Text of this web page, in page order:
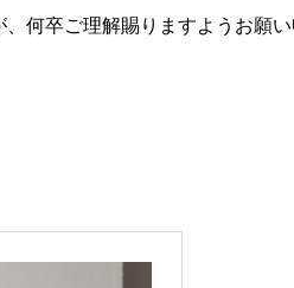
何卒ご理解賜りますようお願い